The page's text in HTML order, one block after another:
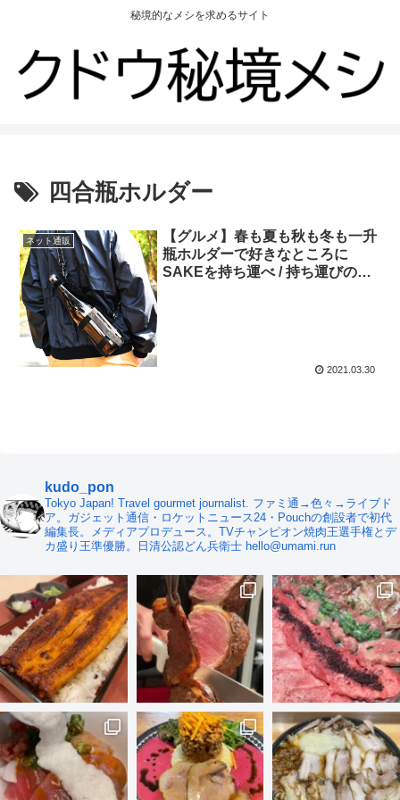
秘境的なメシを求めるサイト
四合瓶ホルダー
ネット通販
【グルメ】春も夏も秋も冬も一升
瓶ホルダーで好きなところに
SAKEを持ち運べ / 持ち運びの難
2021.03.30
kudo_pon
Tokyo Japan! Travel gourmet journalist. ファミ通→色々→ライブド
ア。ガジェット通信・ロケットニュース24・Pouchの創設者で初代
編集長。メディアプロデュース。TVチャンピオン焼肉王選手権とデ
カ盛り王準優勝。日清公認どん兵衛士 hello@umami.run